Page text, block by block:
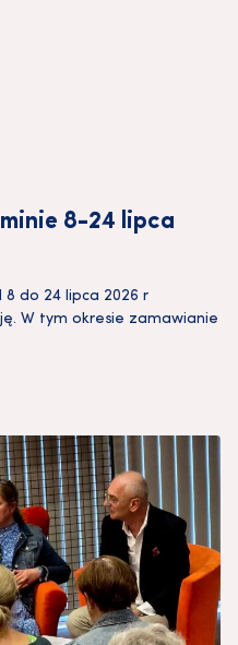
8-24 lipca
8 do 24 lipca 2026 r
W tym okresie zamawianie